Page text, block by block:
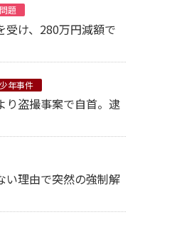
題
受け、280万円減額で
年事件
り盗撮事案で自首。逮
い理由で突然の強制解